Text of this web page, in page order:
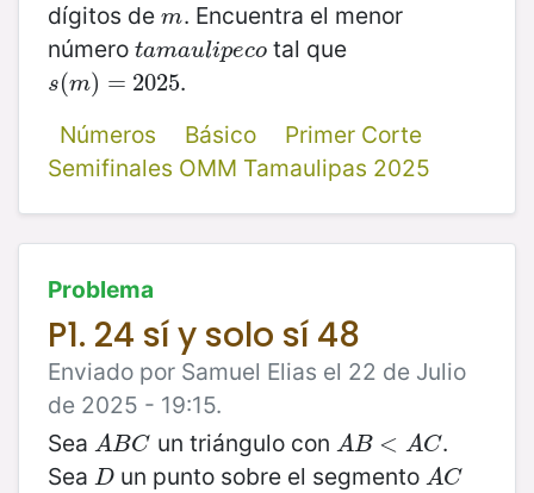
dígitos de m
m. Encuentra el menor
número tamaulipeco
tamaulipeco tal que
s(m) = 2025
s(m)=2025 .
Números
Básico
Primer Corte
Semifinales OMM Tamaulipas 2025
Problema
P1. 24 sí y solo sí 48
Enviado por Samuel Elias el 22 de Julio
de 2025 - 19:15.
Sea A BC
ABC un triángulo con A B < AC
AB<AC
.
Sea D
Dun punto sobre el segmento AC
AC